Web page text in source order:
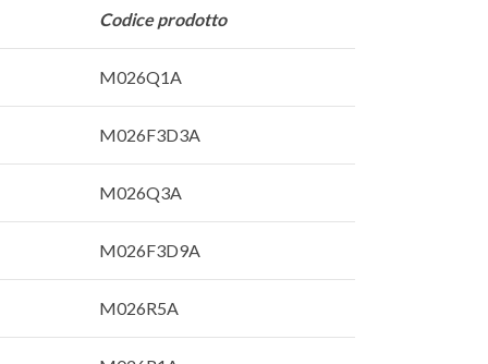
Codice prodotto
M026Q1A
M026F3D3A
M026Q3A
M026F3D9A
M026R5A